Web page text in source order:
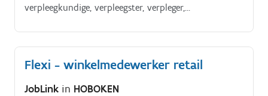
verpleegkundige, verpleegster, verpleger,
Flexi - winkelmedewerker retail
JobLink in HOBOKEN